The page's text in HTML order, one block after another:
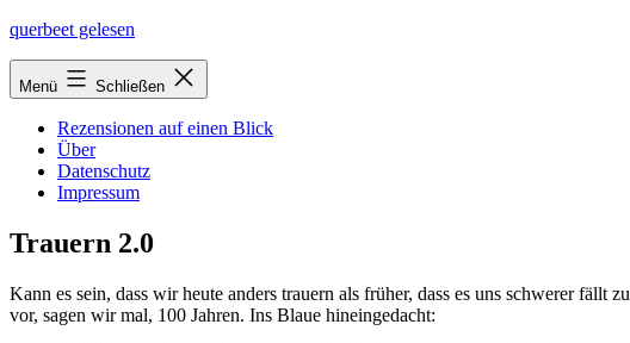
Zum
springen
querbeet gelesen
Menü Schließen
Rezensionen auf einen Blick
Über
Datenschutz
Impressum
Trauern 2.0
Kann es sein, dass wir heu­te anders trau­ern als frü­her, dass es uns schwe­rer
vor, sagen wir mal, 100 Jahren. Ins Blaue hineingedacht: